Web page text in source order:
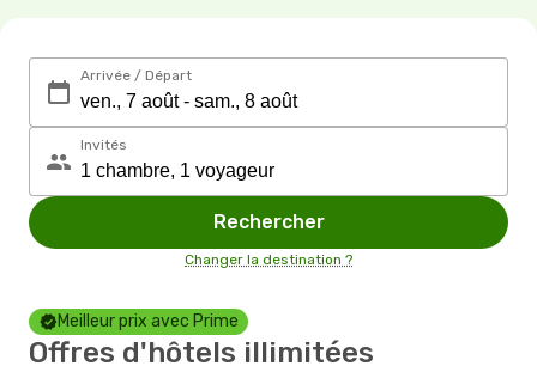
Arrivée / Départ
Invités
Rechercher
Changer la destination ?
Meilleur prix avec Prime
Offres d'hôtels illimitées